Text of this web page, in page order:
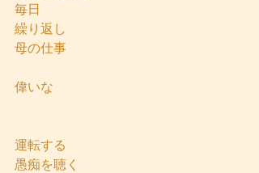
毎日
繰り返し
母の仕事
偉いな
運転する
愚痴を聴く